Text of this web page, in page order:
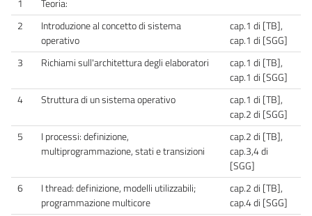
1
Teoria:
2
Introduzione al concetto di sistema
operativo
cap.1 di [TB],
cap.1 di [SGG]
3
Richiami sull'architettura degli elaboratori
cap.1 di [TB],
cap.1 di [SGG]
4
Struttura di un sistema operativo
cap.1 di [TB],
cap.2 di [SGG]
5
I processi: definizione,
multiprogrammazione, stati e transizioni
cap.2 di [TB],
cap.3,4 di
[SGG]
6
I thread: definizione, modelli utilizzabili;
programmazione multicore
cap.2 di [TB],
cap.4 di [SGG]